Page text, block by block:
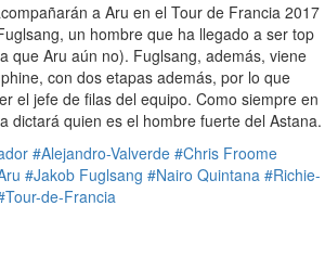
a Aru en el Tour de Francia 2017
un hombre que ha llegado a ser top
que Aru aún no). Fuglsang, además, viene
con dos etapas además, por lo que
el jefe de filas del equipo. Como siempre en
dictará quien es el hombre fuerte del Astana.
#Alejandro-Valverde #Chris Froome
#Jakob Fuglsang #Nairo Quintana #Richie-
de-Francia